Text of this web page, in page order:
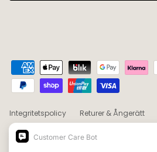
Integritetspolicy Returer & Ångerätt
Land/Region